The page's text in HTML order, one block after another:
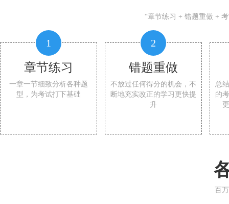
“章节练习 + 错题重做 +
1
章节练习
一章一节细致分析各种题
型，为考试打下基础
2
错题重做
不放过任何得分的机会，不
断地充实改正的学习更快提
升
总
的
百